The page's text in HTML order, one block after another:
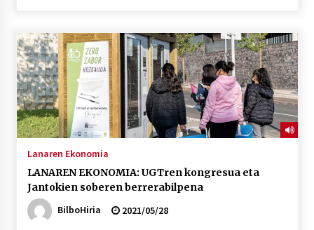
Lanaren Ekonomia
LANAREN EKONOMIA: UGTren kongresua eta
Jantokien soberen berrerabilpena
BilboHiria
2021/05/28